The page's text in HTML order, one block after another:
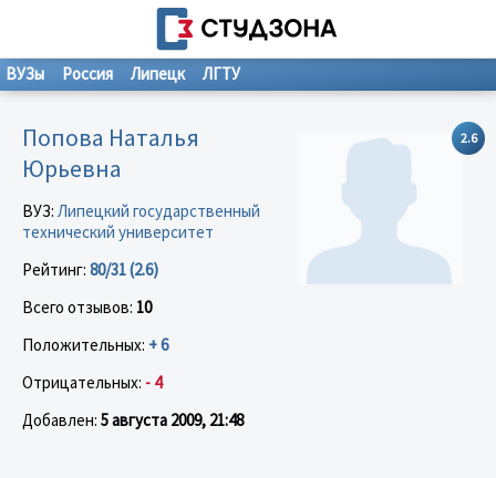
ВУЗы Россия Липецк ЛГТУ
2.6
Попова Наталья
Юрьевна
ВУЗ: Липецкий государственный
технический университет
Рейтинг: 80/31 (2.6)
Всего отзывов: 10
Положительных: + 6
Отрицательных: - 4
Добавлен: 5 августа 2009, 21:48